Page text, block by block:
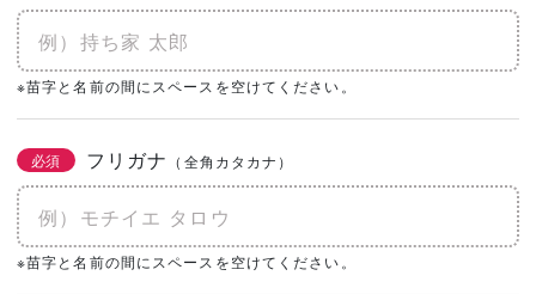
※苗字と名前の間にスペースを空けてください。
必須 フリガナ （全角カタカナ）
※苗字と名前の間にスペースを空けてください。